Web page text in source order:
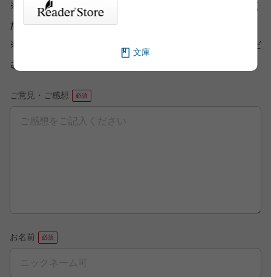
※いただいた内容へのご返信は致しかねますのでご了承く
ださい。
※ご意見・ご感想以外は、こちら
から各部門にお送りくだ
さい。
ご意見・ご感想
お名前
文庫